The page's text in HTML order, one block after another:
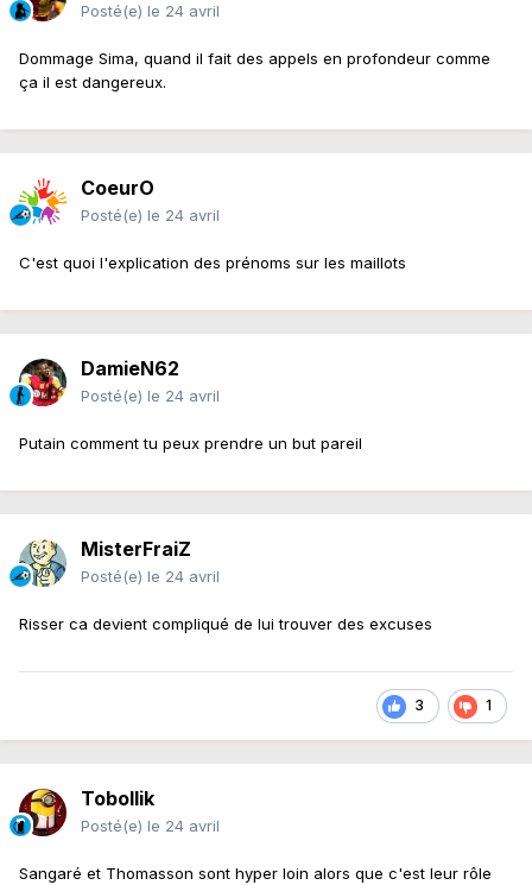
Posté(e) le 24 avril
Dommage Sima, quand il fait des appels en profondeur comme
ça il est dangereux.
CoeurO
Posté(e) le 24 avril
C'est quoi l'explication des prénoms sur les maillots
DamieN62
Posté(e) le 24 avril
Putain comment tu peux prendre un but pareil
MisterFraiZ
Posté(e) le 24 avril
Risser ca devient compliqué de lui trouver des excuses
3 1
Tobollik
Posté(e) le 24 avril
Sangaré et Thomasson sont hyper loin alors que c'est leur rôle